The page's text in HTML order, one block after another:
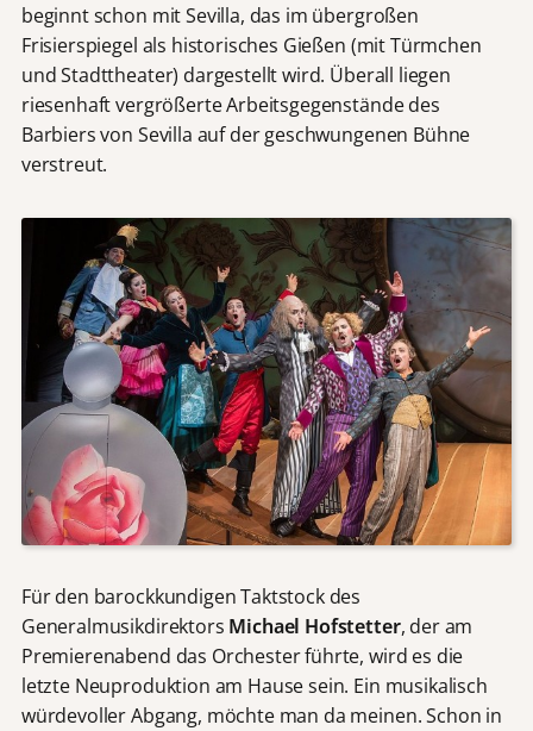
beginnt schon mit Sevilla, das im übergroßen
Frisierspiegel als historisches Gießen (mit Türmchen
und Stadttheater) dargestellt wird. Überall liegen
riesenhaft vergrößerte Arbeitsgegenstände des
Barbiers von Sevilla auf der geschwungenen Bühne
verstreut.
Für den barockkundigen Taktstock des
Generalmusikdirektors Michael Hofstetter, der am
Premierenabend das Orchester führte, wird es die
letzte Neuproduktion am Hause sein. Ein musikalisch
würdevoller Abgang, möchte man da meinen. Schon in